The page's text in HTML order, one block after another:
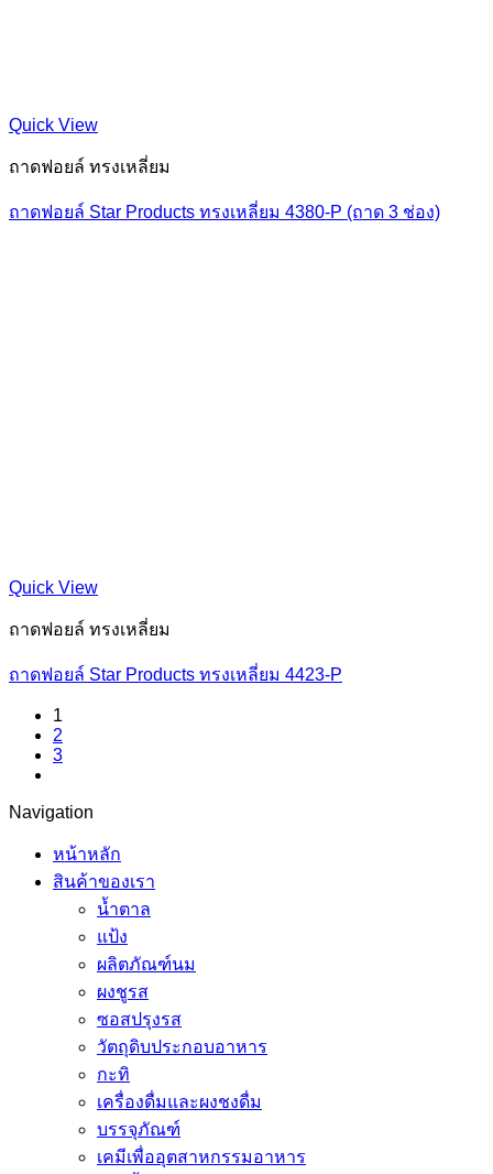
Quick View
ถาดฟอยล์ ทรงเหลี่ยม
ถาดฟอยล์ Star Products ทรงเหลี่ยม 4380-P (ถาด 3 ช่อง)
Quick View
ถาดฟอยล์ ทรงเหลี่ยม
ถาดฟอยล์ Star Products ทรงเหลี่ยม 4423-P
1
2
3
Navigation
หน้าหลัก
สินค้าของเรา
น้ำตาล
แป้ง
ผลิตภัณฑ์นม
ผงชูรส
ซอสปรุงรส
วัตถุดิบประกอบอาหาร
กะทิ
เครื่องดื่มและผงชงดื่ม
บรรจุภัณฑ์
เคมีเพื่ออุตสาหกรรมอาหาร